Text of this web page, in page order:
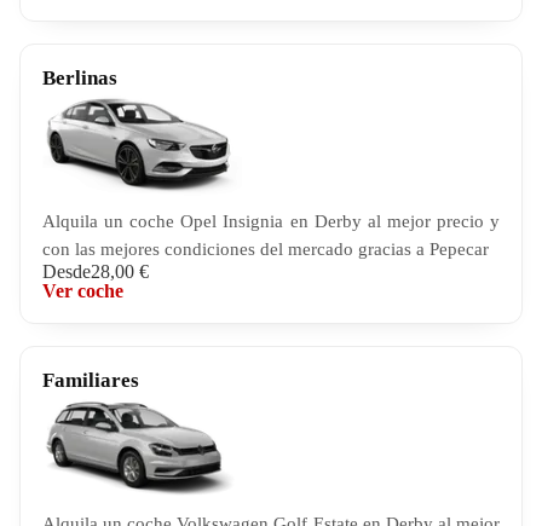
Berlinas
Alquila un coche Opel Insignia en Derby al mejor precio y
con las mejores condiciones del mercado gracias a Pepecar
Desde28,00 €
Ver coche
Familiares